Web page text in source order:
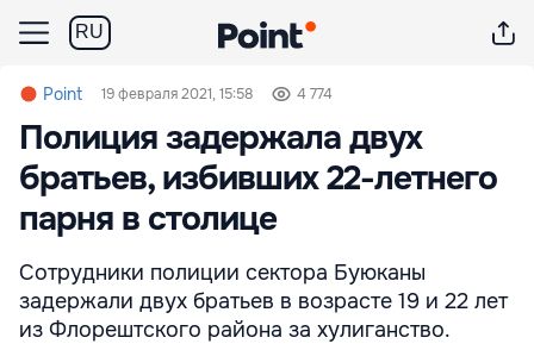
RU
Point 19 февраля 2021, 15:58 4 774
Полиция задержала двух
братьев, избивших 22-летнего
парня в столице
Сотрудники полиции сектора Буюканы
задержали двух братьев в возрасте 19 и 22 лет
из Флорештского района за хулиганство.